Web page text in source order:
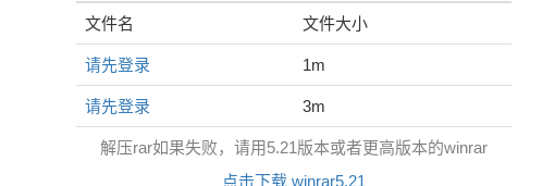
文件名 文件大小
请先登录 1m
请先登录 3m
解压rar如果失败，请用5.21版本或者更高版本的winrar
点击下载 winrar5.21